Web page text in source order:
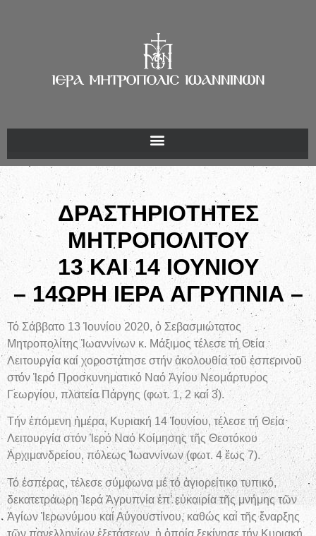
ΔΡΑΣΤΗΡΙΟΤΗΤΕΣ
ΜΗΤΡΟΠΟΛΙΤΟΥ
13 ΚΑΙ 14 ΙΟΥΝΙΟΥ
– 14ΩΡΗ ΙΕΡΑ ΑΓΡΥΠΝΙΑ –
Τό Σάββατο 13 Ἰουνίου 2020, ὁ Σεβασμιώτατος
Μητροπολίτης Ἰωαννίνων κ. Μάξιμος τέλεσε τή Θεία
Λειτουργία καί χοροστάτησε στήν ἀκολουθία τοῦ ἑσπερινοῦ
στόν Ἱερό Προσκυνηματικό Ναό Ἁγίου Νεομάρτυρος
Γεωργίου, πλατεία Πάργης (φωτ. 1, 2 καί 3).
Τήν ἑπόμενη ἡμέρα, Κυριακή 14 Ἰουνίου, τέλεσε τή Θεία
Λειτουργία στόν Ἱερό Ναό Κοίμησης τῆς Θεοτόκου
Ἀρχιμανδρείου, πόλεως Ἰωαννίνων (φωτ. 4 ἕως 7).
Τό ἑσπέρας, τέλεσε σύμφωνα μέ τό ἁγιορείτικο τυπικό,
δεκατετράωρη Ἱερά Ἀγρυπνία ἐπ’ εὐκαιρία τῆς μνήμης τῶν
Ἁγίων Ἱερωνύμου καί Αὐγουστίνου, καθώς καί τῆς ἔναρξης
τῶν πανελληνίων ἐξετάσεων, ἡ ὁποία ξεκίνησε τήν Κυριακή